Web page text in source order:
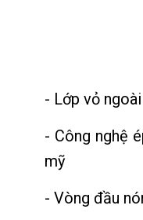
- Lớp vỏ
- Công nghệ
mỹ
- Vòng đầu